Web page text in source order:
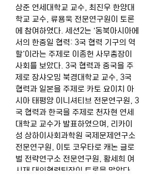
상준 연세대학교 교수, 최진우 한양대
학교 교수, 류용욱 전문연구원이 토론
에 참여하였다. 세션2는 ‘동북아시아에
서의 한중일 협력: 3국 협력 기구의 역
할’이라는 주제로 이종헌 사무총장이
사회를 보았다. 3국 협력과 중국을 주
제로 장샤오밍 북경대학교 교수, 3국
협력과 일본을 주제로 카토 요이치 아
시아 태평양 이니셔티브 전문연구원, 3
국 협력과 한국을 주제로 천자현 연세
대학교 교수가 발표하였으며, 리카이
성 상하이사회과학원 국제문제연구소
전문연구원, 이토 코우타로 캐논 글로
벌 전략연구소 전문연구원, 황세희 여
시재 대외협력팀장이 토론을 맡았다.